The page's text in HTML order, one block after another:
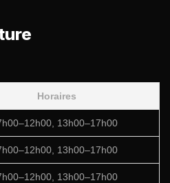
Horaires
13h00–17h00
13h00–17h00
13h00–17h00